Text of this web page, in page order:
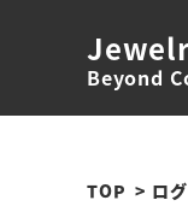
Beyond
TOP ロ